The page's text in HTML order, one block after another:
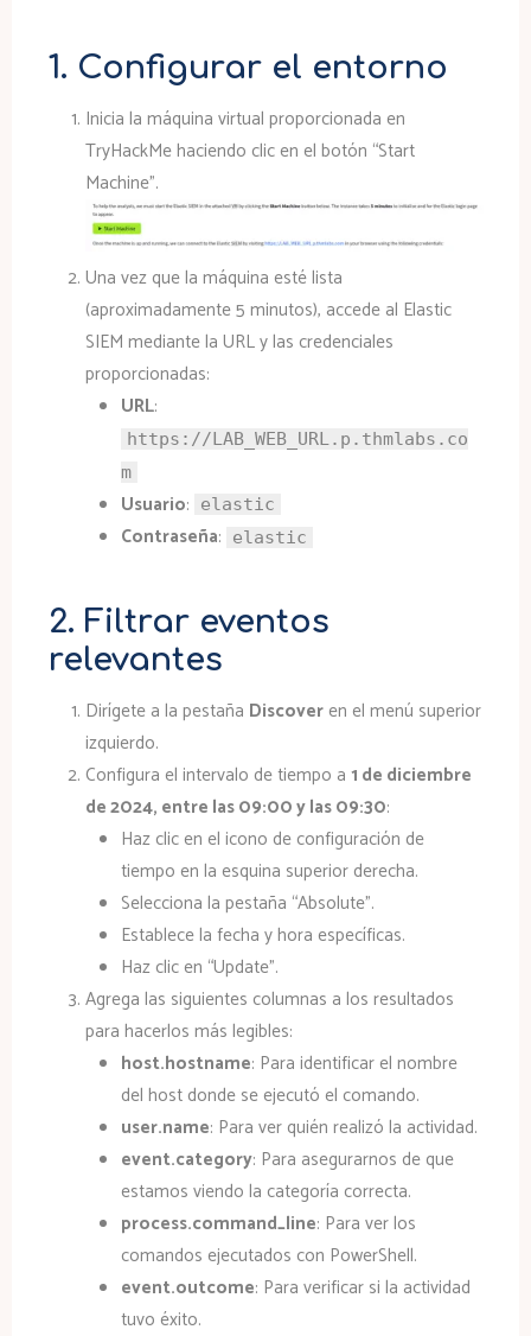
1. Configurar el entorno
Inicia la máquina virtual proporcionada en
TryHackMe haciendo clic en el botón “Start
Machine”.
Una vez que la máquina esté lista
(aproximadamente 5 minutos), accede al Elastic
SIEM mediante la URL y las credenciales
proporcionadas:
URL:
https://LAB_WEB_URL.p.thmlabs.co
m
Usuario: elastic
Contraseña: elastic
2. Filtrar eventos
relevantes
Dirígete a la pestaña Discoveren el menú superior
izquierdo.
Configura el intervalo de tiempo a 1 de diciembre
de 2024, entre las 09:00 y las 09:30:
Haz clic en el icono de configuración de
tiempo en la esquina superior derecha.
Selecciona la pestaña “Absolute”.
Establece la fecha y hora específicas.
Haz clic en “Update”.
Agrega las siguientes columnas a los resultados
para hacerlos más legibles:
host.hostname: Para identificar el nombre
del host donde se ejecutó el comando.
user.name: Para ver quién realizó la actividad.
event.category: Para asegurarnos de que
estamos viendo la categoría correcta.
process.command_line: Para ver los
comandos ejecutados con PowerShell.
event.outcome: Para verificar si la actividad
tuvo éxito.